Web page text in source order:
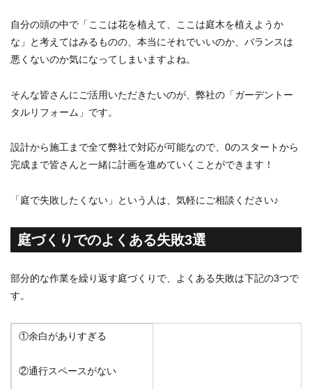
自分の頭の中で「ここは花を植えて、ここは庭木を植えようか
な」と考えてはみるものの、本当にそれでいいのか、バランスは
悪くないのか気になってしまいますよね。
そんな皆さんにご活用いただきたいのが、弊社の「ガーデントー
タルリフォーム」です。
設計から施工まで全て弊社で対応が可能なので、0のスタートから
完成まで皆さんと一緒に計画を進めていくことができます！
「庭で失敗したくない」という人は、気軽にご相談ください♪
庭づくりでのよくある失敗3選
部分的な作業を繰り返す庭づくりで、よくある失敗は下記の3つで
す。
①余白がありすぎる
②通行スペースがない